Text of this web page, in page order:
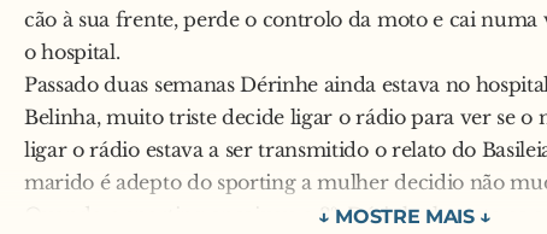
cão à sua frente, perde o controlo da moto e cai numa
o hospital.
Passado duas semanas Dérinhe ainda estava no
Belinha, muito triste decide ligar o rádio para ver se o
ligar o rádio estava a ser transmitido o relato do
marido é adepto do sporting a mulher decidio não
Quando o sporting encaixou o 3º, Dérinho levanta-se e